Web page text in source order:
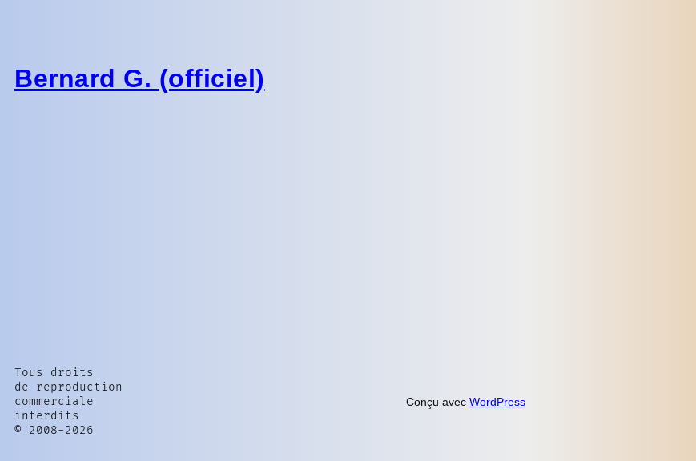
Bernard G. (officiel)
Tous droits
de reproduction
commerciale
interdits
© 2008-2026
Conçu avec WordPress